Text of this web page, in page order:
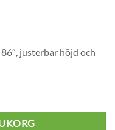
justerbar höjd och